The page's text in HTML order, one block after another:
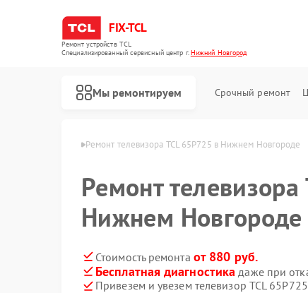
FIX-TCL
Ремонт устройств TCL
Специализированный cервисный центр г.Нижний Новгород
Мы ремонтируем Срочный ремонт
Ремонт телевизора TCL 65P725 в Нижнем Новгороде
Ремонт
Нижнем Новгороде
Стоимость ремонта от 880 руб.
Бесплатная диагностика даже при
Привезем и увезем телевизор TCL